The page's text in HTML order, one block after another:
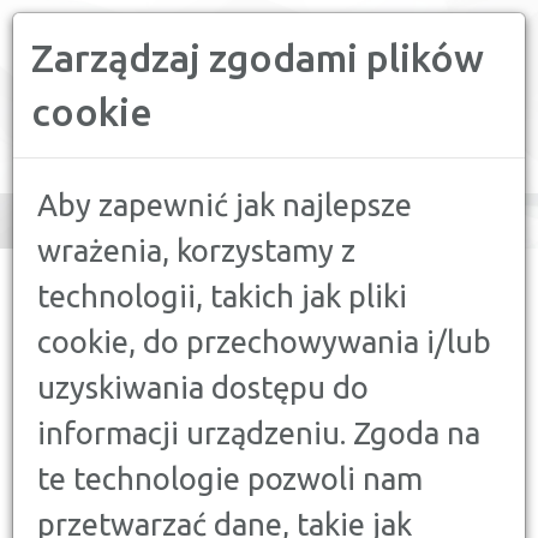
Zarządzaj zgodami plików
cookie
Aby zapewnić jak najlepsze
wrażenia, korzystamy z
technologii, takich jak pliki
cookie, do przechowywania i/lub
uzyskiwania dostępu do
informacji urządzeniu. Zgoda na
te technologie pozwoli nam
przetwarzać dane, takie jak
navigation
PRACY NA 2016 ROK
AKTUALNOŚCI
ZMIANY W KODEKSIE PRACY NA
2016 ROK
12 LUTEGO 2016
Rok 2016 będzie przełomowym rokiem w kwestii